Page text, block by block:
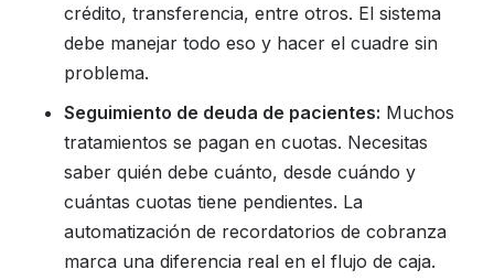
crédito, transferencia, entre otros. El sistema
debe manejar todo eso y hacer el cuadre sin
problema.
Seguimiento de deuda de pacientes: Muchos
tratamientos se pagan en cuotas. Necesitas
saber quién debe cuánto, desde cuándo y
cuántas cuotas tiene pendientes. La
automatización de recordatorios de cobranza
marca una diferencia real en el flujo de caja.